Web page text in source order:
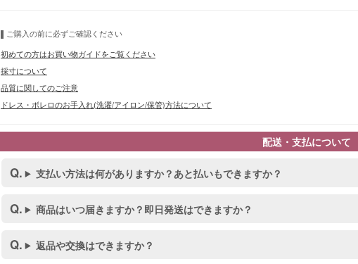
ご購入の前に必ずご確認ください
初めての方はお買い物ガイドをご覧ください
採寸について
品質に関してのご注意
ドレス・ボレロのお手入れ(洗濯/アイロン/保管)方法について
配送・支払について
支払い方法は何がありますか？あと払いもできますか？
商品はいつ届きますか？即日発送はできますか？
返品や交換はできますか？